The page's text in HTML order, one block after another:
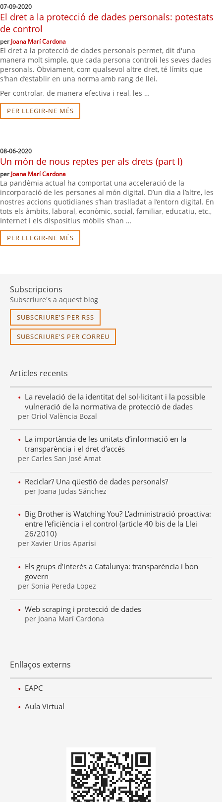
07-09-2020
El dret a la protecció de dades personals: potestats
de control
perJoana Marí Cardona
El dret a la protecció de dades personals permet, dit d'una
manera molt simple, que cada persona controli les seves dades
personals. Òbviament, com qualsevol altre dret, té límits que
s'han d’establir en una norma amb rang de llei.
Per controlar, de manera efectiva i real, les …
PER LLEGIR-NE MÉS
08-06-2020
Un món de nous reptes per als drets (part I)
perJoana Marí Cardona
La pandèmia actual ha comportat una acceleració de la
incorporació de les persones al món digital. D’un dia a l’altre, les
nostres accions quotidianes s’han traslladat a l’entorn digital. En
tots els àmbits, laboral, econòmic, social, familiar, educatiu, etc.,
Internet i els dispositius mòbils s’han …
PER LLEGIR-NE MÉS
Subscripcions
Subscriure's a aquest blog
SUBSCRIURE'S PER RSS
SUBSCRIURE'S PER CORREU
Articles recents
La revelació de la identitat del sol·licitant i la possible
vulneració de la normativa de protecció de dades
per Oriol València Bozal
La importància de les unitats d’informació en la
transparència i el dret d’accés
per Carles San José Amat
Reciclar? Una qüestió de dades personals?
per Joana Judas Sánchez
Big Brother is Watching You? L'administració proactiva:
entre l'eficiència i el control (article 40 bis de la Llei
26/2010)
per Xavier Urios Aparisi
Els grups d’interès a Catalunya: transparència i bon
govern
per Sonia Pereda Lopez
Web scraping i protecció de dades
per Joana Marí Cardona
Enllaços externs
EAPC
Aula Virtual